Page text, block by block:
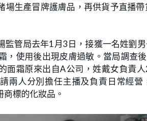
場生產冒牌護膚品，再供貨予直播
監管局去年1月3日，接獲一名姓劉
，使用後出現皮膚過敏。當局調查
面霜原來出自A公司，姓戴女負責
兩人分別擔任主播及負責日常經營
標的化妝品。